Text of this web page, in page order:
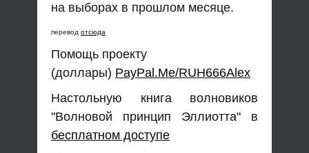
на выборах в прошлом месяце.
перевод отсюда
Помощь проекту
(доллары) PayPal.Me/RUH666Alex
Настольную книга волновиков
"Волновой принцип Эллиотта" в
бесплатном доступе